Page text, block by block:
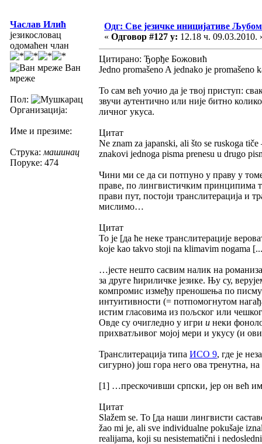
Часлав Илић
језикословац
одомаћен члан
Ван
мреже
Пол:
Организација:
Име и презиме:
Струка: машинац
Поруке: 474
Одг: Све језичке иницијативе
« Одговор #127 у: 12.18 ч. 09.03.2010.
Цитирано: Ђорђе Божовић
Jedno promašeno A jednako je promašeno
То сам већ уочио да је твој приступ:
звучи аутентично или није битно
личног укуса.
Цитат
Ne znam za japanski, ali što se ruskoga
znakovi jednoga pisma prenesu u drugo
Чини ми се да си потпуно у праву у
праве, по лингвистичким принципима
прави пут, постоји транслитерација и
мислимо…
Цитат
To je [да ће неке транслитерације
koje kao takvo stoji na klimavim nogama
…јесте нешто сасвим налик на
за друге ћириличке језике. Њу су,
компромис између преношења по писму
интуитивности (= потпомогнутом
истим гласовима из пољског или
Овде су очигледно у игри и неки
прихватљивог мојој мери и укусу (и
Транслитерација типа ИСО 9, где је
сигурно) још гора него ова тренутна,
[1] …прескочивши српски, јер он већ
Цитат
Slažem se. To [да наши лингвисти
žao mi je, ali sve individualne pokušaje
realijama, koji su nesistematični i